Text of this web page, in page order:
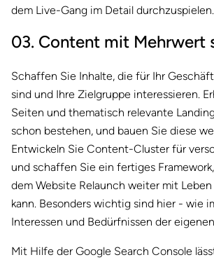
dem Live-Gang im Detail durchzuspielen.
03. Content mit Mehrwert
Schaffen Sie Inhalte, die für Ihr
sind und Ihre Zielgruppe interessieren.
Seiten und thematisch relevante
schon bestehen, und bauen Sie diese
Entwickeln Sie Content-Cluster für
und schaffen Sie ein fertiges
dem Website Relaunch weiter mit
kann. Besonders wichtig sind hier - wie
Interessen und Bedürfnissen der
Mit Hilfe der Google Search Console